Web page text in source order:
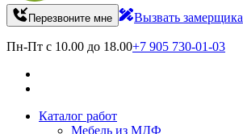
Перезвоните мне Вызвать замерщика
Пн-Пт с 10.00 до 18.00+7 905 730-01-03
Каталог работ
Мебель из МДФ